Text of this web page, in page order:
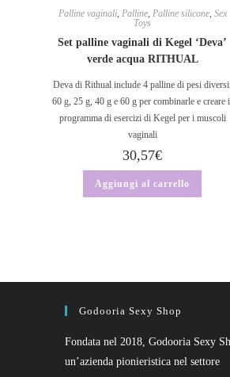
Palline vaginali, Palline, Palline silicone, Sex
Toys
Set palline vaginali di Kegel ‘Deva’
verde acqua RITHUAL
Deva di Rithual include 4 palline di pesi
60 g, 25 g, 40 g e 60 g per combinarle e creare
programma di esercizi di Kegel per i muscoli
vaginali
30,57€
Aggiungi al carrello
Godooria Sexy Shop
Fondata nel 2018, Godooria Sexy
un’azienda pionieristica nel settore